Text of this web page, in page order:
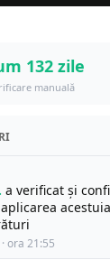
132 zile
manuală
a verificat și
ora 21:55